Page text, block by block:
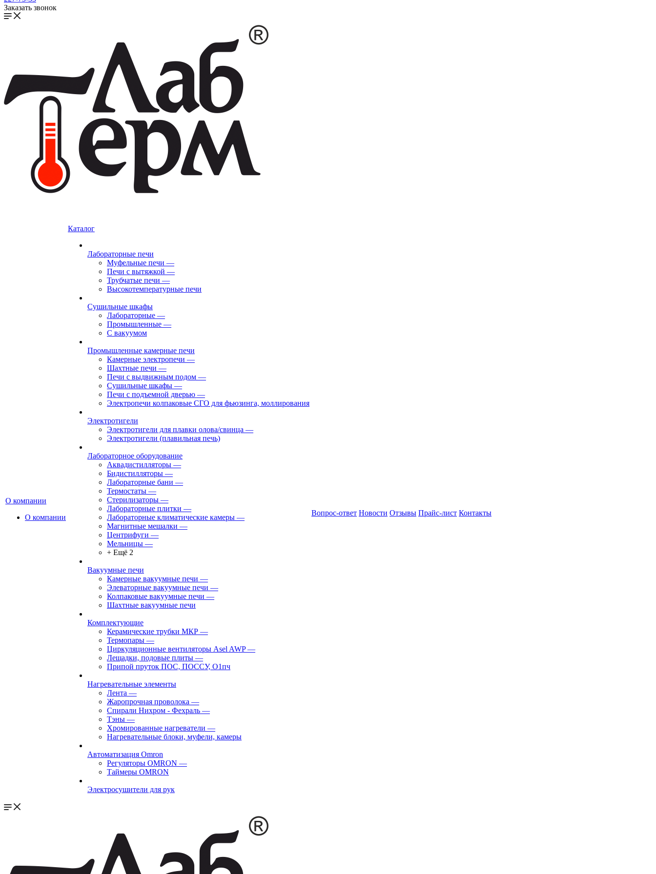
Заказать звонок
О компании
О компании
Каталог
Лабораторные печи
Муфельные печи —
Печи с вытяжкой —
Трубчатые печи —
Высокотемпературные печи
Сушильные шкафы
Лабораторные —
Промышленные —
С вакуумом
Промышленные камерные печи
Камерные электропечи —
Шахтные печи —
Печи с выдвижным подом —
Сушильные шкафы —
Печи с подъемной дверью —
Электропечи колпаковые СГО для фьюзинга, моллирования
Электротигели
Электротигели для плавки олова/свинца —
Электротигели (плавильная печь)
Лабораторное оборудование
Аквадистилляторы —
Бидистилляторы —
Лабораторные бани —
Термостаты —
Стерилизаторы —
Лабораторные плитки —
Лабораторные климатические камеры —
Магнитные мешалки —
Центрифуги —
Мельницы —
+ Ещё 2
Вакуумные печи
Камерные вакуумные печи —
Элеваторные вакуумные печи —
Колпаковые вакуумные печи —
Шахтные вакуумные печи
Комплектующие
Керамические трубки МКР —
Термопары —
Циркуляционные вентиляторы Asel AWP—
Лещадки, подовые плиты —
Припой пруток ПОС, ПОССУ, О1пч
Нагревательные элементы
Лента —
Жаропрочная проволока —
Спирали Нихром - Фехраль —
Тэны —
Хромированные нагреватели —
Нагревательные блоки, муфели, камеры
Автоматизация Omron
Регуляторы OMRON —
Таймеры OMRON
Электросушители для рук
Вопрос-ответ Новости Отзывы Прайс-лист Контакты